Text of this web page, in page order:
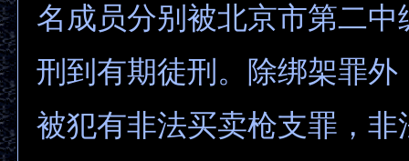
名成员分别被北京市第二中
刑到有期徒刑。除绑架罪外
被犯有非法买卖枪支罪，非